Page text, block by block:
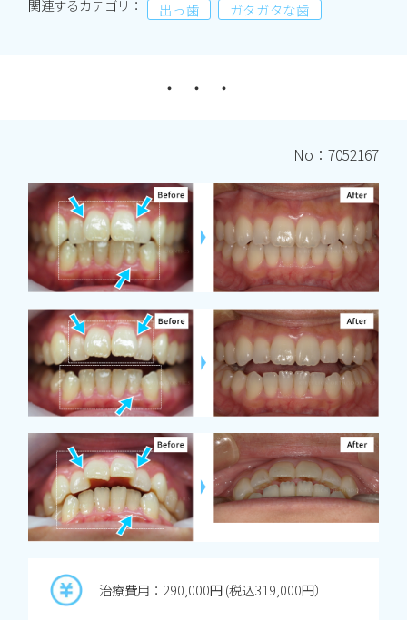
関連するカテゴリ： 出っ歯 ガタガタな歯
No：7052167
治療費用：290,000円 (税込319,000円）